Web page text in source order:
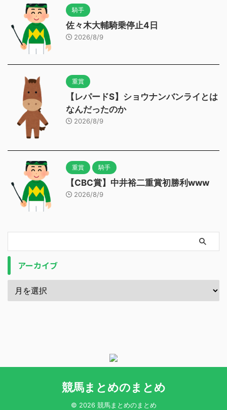
騎手
佐々木大輔騎乗停止4日
2026/8/9
重賞
【レパードS】ショウナンバンライとは
なんだったのか
2026/8/9
重賞 騎手
【CBC賞】中井裕二重賞初勝利www
2026/8/9
アーカイブ
競馬まとめのまとめ
© 2026 競馬まとめのまとめ